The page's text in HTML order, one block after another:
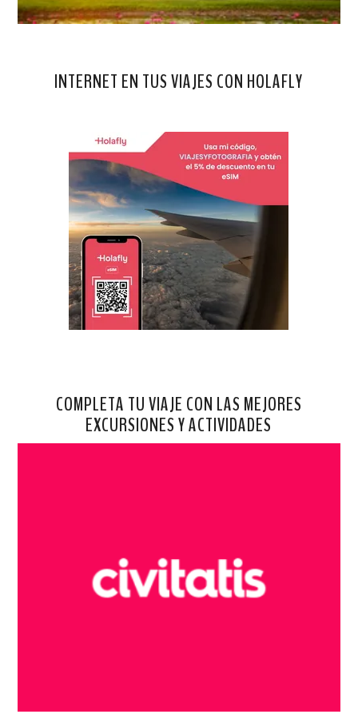
INTERNET EN TUS VIAJES CON HOLAFLY
COMPLETA TU VIAJE CON LAS MEJORES
EXCURSIONES Y ACTIVIDADES